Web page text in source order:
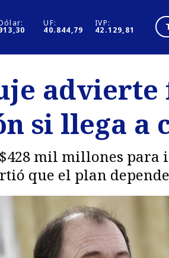
UF:
40.844,79
IVP:
42.129,81
Negocios
Pura Mujer
advierte
si llega a
mil millones para
que el plan